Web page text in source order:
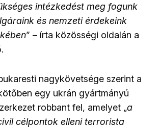
intézkedést meg fogunk
és nemzeti érdekeink
” – írta közösségi oldalán a
nagykövetsége szerint a
egy ukrán gyártmányú
robbant fel, amelyet „a
célpontok elleni terrorista